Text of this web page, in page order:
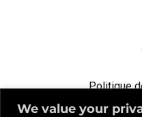
We value your
Politique